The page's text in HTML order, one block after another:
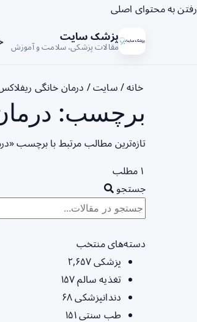
رفتن به محتوای اصلی
پزشک سایت
مقالات پزشکی، سلامت و آموزش
خانه/ سایت/ درمان خانگی
برچسب:
تازه‌ترین مطالب مرتبط با برچسب
۱ مطلب
جستجو
دسته‌های منتخب
پزشکی۲,۶۵۷
تغذیه سالم۱۵۷
دندانپزشکی۶۸
طب سنتی۱۵۱